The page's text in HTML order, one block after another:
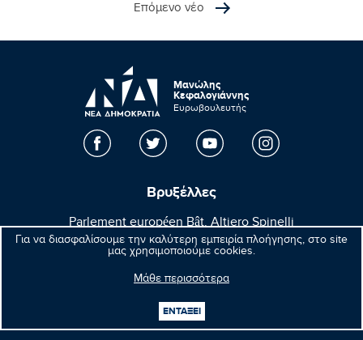
Για να διασφαλίσουμε την καλύτερη εμπειρία πλοήγησης, στο site
μας χρησιμοποιούμε cookies.
Μάθε περισσότερα
ΕΝΤΑΞΕΙ
Επόμενο νέο
Μανώλης
Κεφαλογιάννης
Ευρωβουλευτής
Βρυξέλλες
Parlement européen Bât. Altiero Spinelli
08E165 60, rue Wiertz / Wiertzstraat 60
B-1047 Bruxelles/Brussel
+32(0)2 28 45570
+32(0)2 28 49570